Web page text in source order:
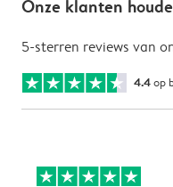
Onze klanten
5-sterren reviews van
4.4op